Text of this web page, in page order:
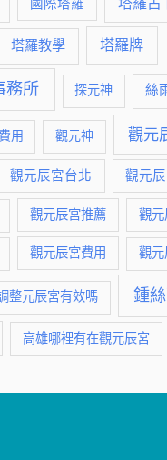
國際塔羅 塔羅占
塔羅教學 塔羅牌
務所 探元神 絲
用 觀元神 觀元
觀元辰宮台北 觀元
觀元辰宮推薦 觀元
觀元辰宮費用 觀元
整元辰宮有效嗎 鍾
高雄哪裡有在觀元辰宮